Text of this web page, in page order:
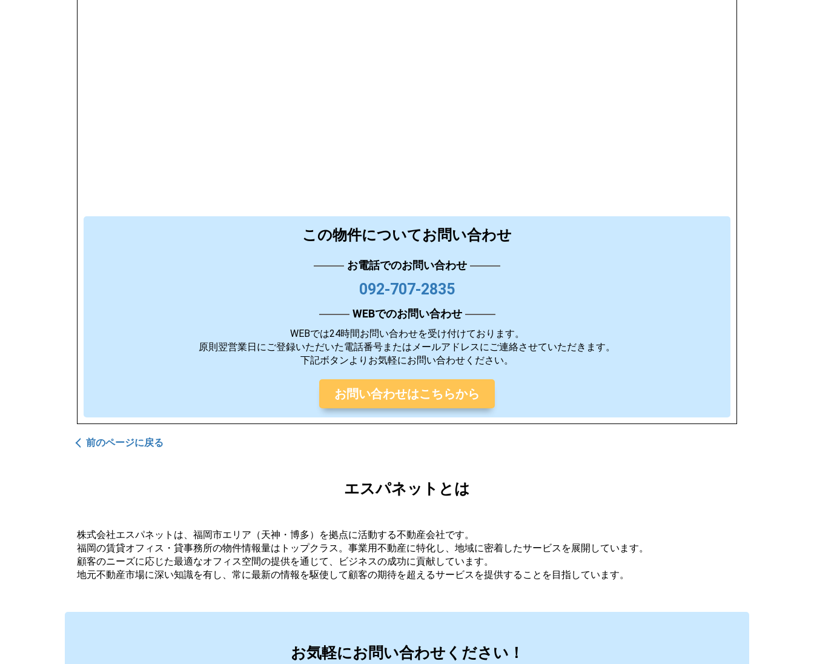
この物件についてお問い合わせ
お電話でのお問い合わせ
092-707-2835
WEBでのお問い合わせ
WEBでは24時間お問い合わせを受け付けております。
原則翌営業日にご登録いただいた電話番号またはメールアドレスにご連絡させていただきます。
下記ボタンよりお気軽にお問い合わせください。
お問い合わせはこちらから
前のページに戻る
エスパネットとは
株式会社エスパネットは、福岡市エリア（天神・博多）を拠点に活動する不動産会社です。
福岡の賃貸オフィス・貸事務所の物件情報量はトップクラス。事業用不動産に特化し、地域に密着したサービスを展開しています。
顧客のニーズに応じた最適なオフィス空間の提供を通じて、ビジネスの成功に貢献しています。
地元不動産市場に深い知識を有し、常に最新の情報を駆使して顧客の期待を超えるサービスを提供することを目指しています。
お気軽にお問い合わせください！